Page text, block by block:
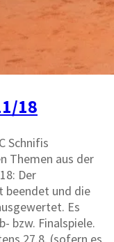
18
Schnifis
Themen aus der
Der
beendet und die
Es
bzw. Finalspiele.
27.8. (sofern es